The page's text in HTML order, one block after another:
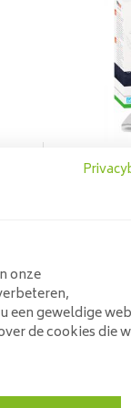
onze
een geweldige
de cookies die